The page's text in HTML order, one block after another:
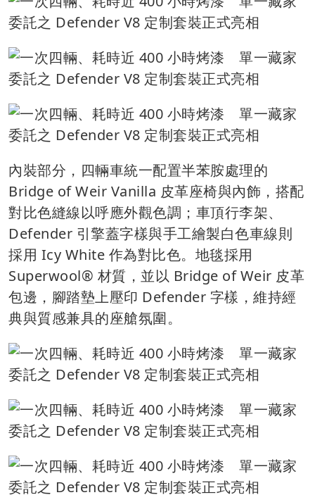
內裝部分，四輛車統一配置半苯胺處理的
Bridge of Weir Vanilla 皮革座椅與內飾，搭配
對比色縫線以呼應外觀色調；車頂行李架、
Defender 引擎蓋字樣與手工繪製白色車線則
採用 Icy White 作為對比色。地毯採用
Superwool® 材質，並以 Bridge of Weir 皮革
包邊，腳踏墊上壓印 Defender 字樣，維持經
典與質感兼具的座艙氛圍。